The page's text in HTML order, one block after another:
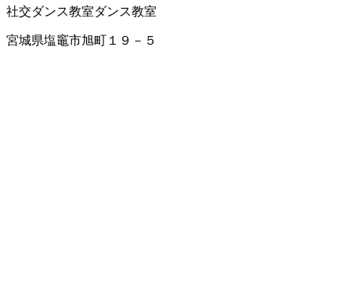
社交ダンス教室ダンス教室
宮城県塩竈市旭町１９－５